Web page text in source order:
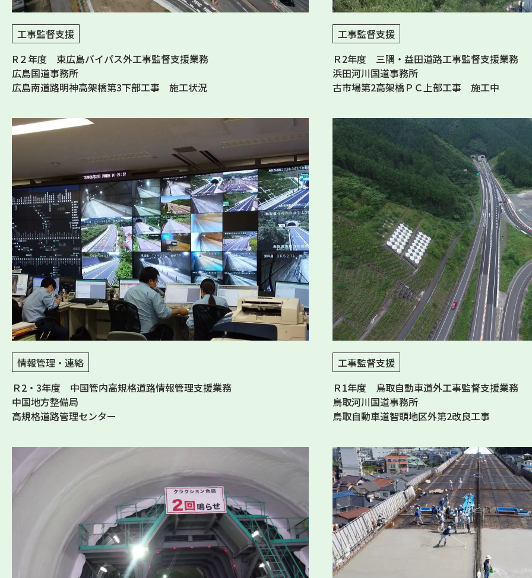
工事監督支援
R２年度 東広島バイパス外工事監督支援業務
広島国道事務所
広島南道路明神高架橋第3下部工事 施工状況
工事監督支援
Ｒ2年度 三隅・益田道路工事監督支援業務
浜田河川国道事務所
古市場第2高架橋ＰＣ上部工事 施工中
情報管理・連絡
Ｒ2・3年度 中国管内高規格道路情報管理支援業務
中国地方整備局
高規格道路管理センター
工事監督支援
Ｒ1年度 鳥取自動車道外工事監督支援業務
鳥取河川国道事務所
鳥取自動車道智頭地区外第2改良工事